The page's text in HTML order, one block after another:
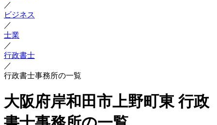
／
ビジネス
／
士業
／
行政書士
／
行政書士事務所の一覧
大阪府岸和田市上野町東 行政